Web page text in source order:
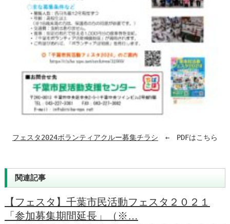
フェスタ2024ボランティアクルー募集チラシ ←　PDFはこちら
関連記事
【フェスタ】千葉市民活動フェスタ２０２１
「参加募集期間延長」（※…